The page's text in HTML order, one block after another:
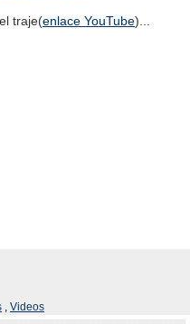
traje(enlace YouTube)...
, Videos